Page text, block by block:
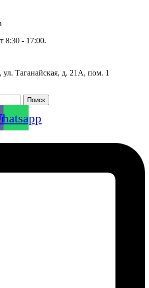
8:30 - 17:00.
ул. Таганайская, д. 21А, пом. 1
Поиск